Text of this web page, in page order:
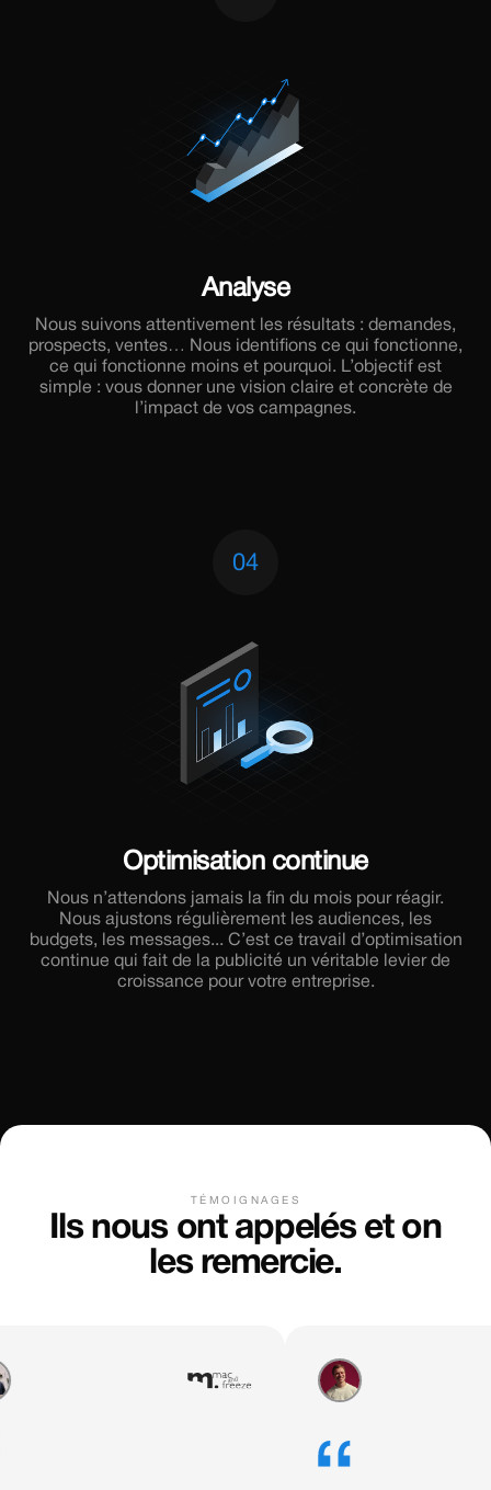
Analyse
Nous suivons attentivement les résultats : demandes,
prospects, ventes… Nous identifions ce qui fonctionne,
ce qui fonctionne moins et pourquoi. L’objectif est
simple : vous donner une vision claire et concrète de
l’impact de vos campagnes.
04
Optimisation continue
Nous n’attendons jamais la fin du mois pour réagir.
Nous ajustons régulièrement les audiences, les
budgets, les messages... C’est ce travail d’optimisation
continue qui fait de la publicité un véritable levier de
croissance pour votre entreprise.
TÉMOIGNAGES
Ils nous ont appelés et on
les remercie.